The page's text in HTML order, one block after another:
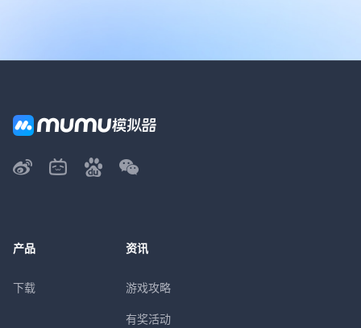
产品
下载
资讯
游戏攻略
有奖活动